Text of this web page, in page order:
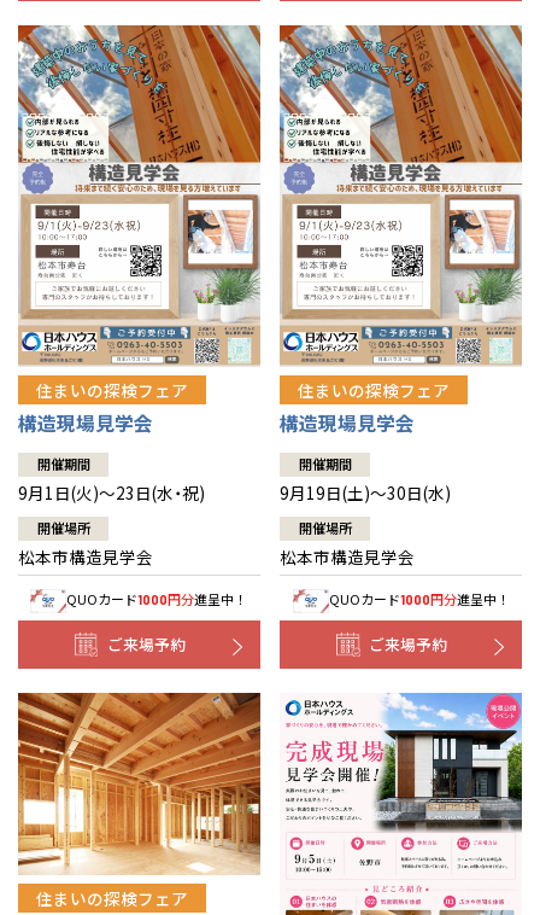
住まいの探検フェア
構造現場見学会
開催期間
9月1日(火)～23日(水・祝)
開催場所
松本市構造見学会
QUOカード1000円分進呈中！
ご来場予約
住まいの探検フェア
構造現場見学会
開催期間
9月19日(土)～30日(水)
開催場所
松本市構造見学会
QUOカード1000円分進呈中！
ご来場予約
住まいの探検フェア